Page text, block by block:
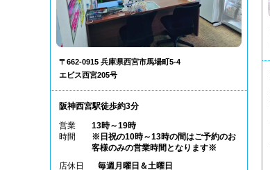
〒662-0915 兵庫県西宮市馬場町5-4
エビス西宮205号
阪神西宮駅徒歩約3分
営業
時間
13時～19時
※日祝の10時～13時の間はご予約のお
客様のみの営業時間となります※
店休日
毎週月曜日＆土曜日